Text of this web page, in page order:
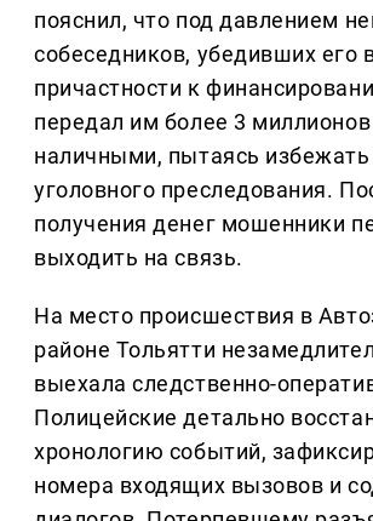
пояснил, что под давлением
собеседников, убедивших его
причастности к
передал им более 3 миллионов
наличными, пытаясь
уголовного преследования.
получения денег мошенники
выходить на связь.
На место происшествия в
районе Тольятти
выехала следственно-
Полицейские детально
хронологию событий,
номера входящих вызовов и